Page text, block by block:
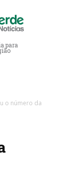
para
o número da